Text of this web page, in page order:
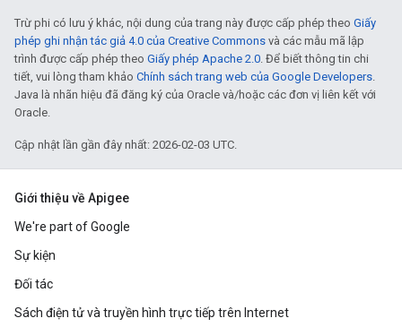
Trừ phi có lưu ý khác, nội dung của trang này được cấp phép theo Giấy
phép ghi nhận tác giả 4.0 của Creative Commons và các mẫu mã lập
trình được cấp phép theo Giấy phép Apache 2.0. Để biết thông tin chi
tiết, vui lòng tham khảo Chính sách trang web của Google Developers.
Java là nhãn hiệu đã đăng ký của Oracle và/hoặc các đơn vị liên kết với
Oracle.
Cập nhật lần gần đây nhất: 2026-02-03 UTC.
Giới thiệu về Apigee
We're part of Google
Sự kiện
Đối tác
Sách điện tử và truyền hình trực tiếp trên Internet